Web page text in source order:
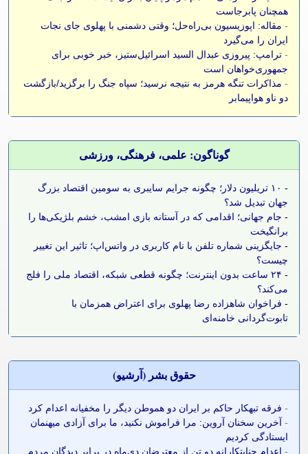
همچنان پابرجاست
- مقاله: اپوزیسیون بی‌راه‌حل؛ وقتی دشمنی با پهلوی جای نجات
ایران را می‌گیرد
- ترامپ: پیروزی عبدال السید اسرائیل‌ستیز، خبر خوبی برای
جمهوری‌خواهان است
- مذاکرات تنگه هرمز به نتیجه نرسید؛ سپاه جنگ را برگزید/بازگشت
دو ناو هواپیمابر
گوناگون: علمی، فرهنگی، ورزشی
-
۱۰ تریلیون دلار؛ چگونه جرایم سایبری به سومین اقتصاد بزرگ
جهان تبدیل شد؟
- جام جهانی؛ اقدامی که در آستانه بازی امشب، خشم بلژیکی‌ها را
برانگیخت
- جایگزینی شماره تلفن با نام کاربری در واتس‌اپ؛ تاثیر این تغییر
چیست؟
-
۲۴ ساعت بدون اینترنت؛ چگونه قطعی شبکه، اقتصاد ملی را فلج
می‌کند؟
- فراخوان شاهزاده رضا پهلوی برای اعتراض همزمان با
تابوت‌گردانی خامنه‌ای
حقوق بشر (آرشيو)
- فرقه تبهکار حاکم بر ایران دو هموطن دیگر را مخفیانه اعدام کرد
- آخرین سخنان آروین: مرا فراموش نکنید، ما برای آزادی میهنمان
ایستادگی کردیم
- اعدام جنایتکارانه دو تن از معترضان دی‌ماه در برابر دیدگان مردم